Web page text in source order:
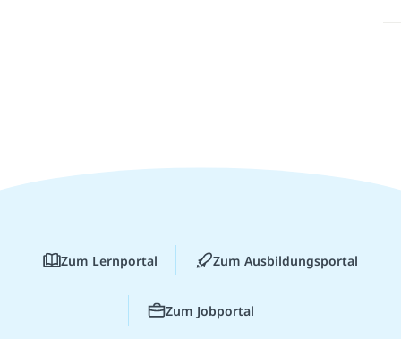
Zum Lernportal Zum Ausbildungsportal
Zum Jobportal